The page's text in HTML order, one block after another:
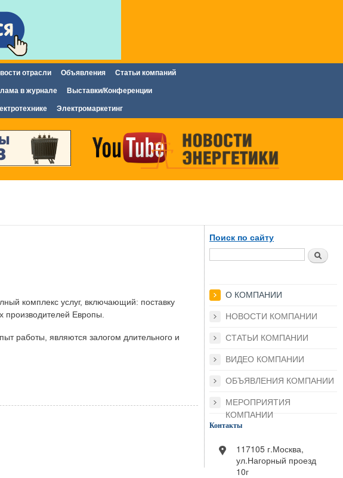
отрасли Объявления Статьи компаний
в журнале Выставки/Конференции
Электромаркетинг
комплекс услуг, включающий: поставку
производителей Европы.
работы, являются залогом длительного и
Поиск по сайту
Поиск
О КОМПАНИИ
НОВОСТИ КОМПАНИИ
СТАТЬИ КОМПАНИИ
ВИДЕО КОМПАНИИ
ОБЪЯВЛЕНИЯ КОМПАНИИ
МЕРОПРИЯТИЯ
КОМПАНИИ
Контакты
117105 г.Москва,
ул.Нагорный проезд
10г